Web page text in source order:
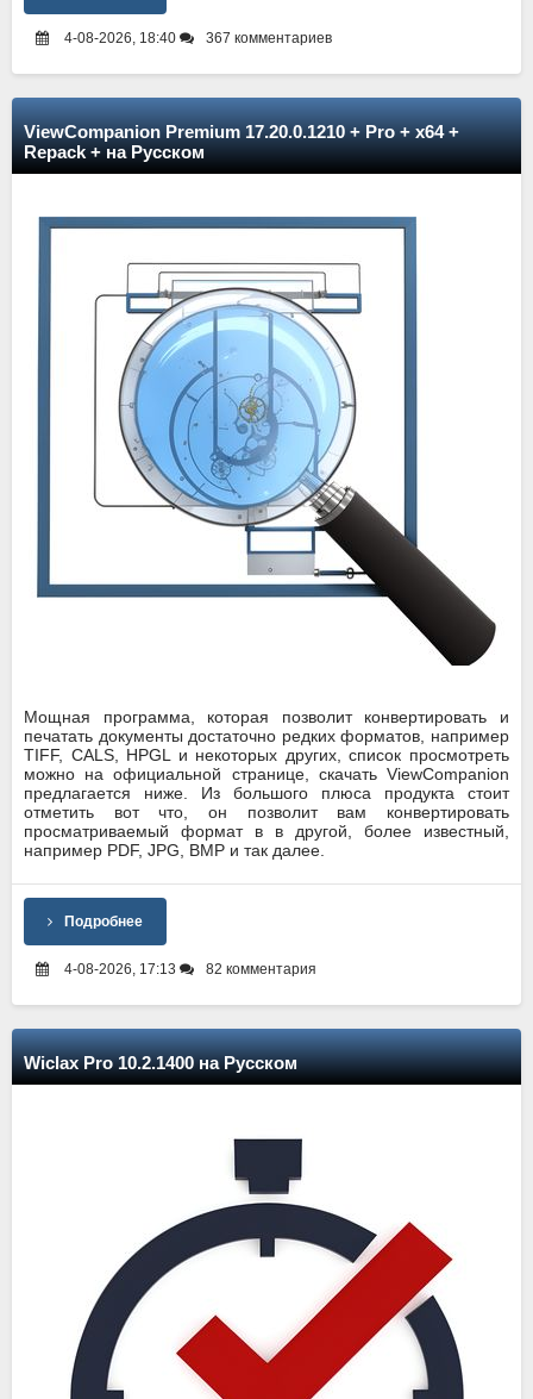
4-08-2026, 18:40 367 комментариев
ViewCompanion Premium 17.20.0.1210 + Pro + x64 +
Repack + на Русском
Мощная программа, которая позволит конвертировать и
печатать документы достаточно редких форматов, например
TIFF, CALS, HPGL и некоторых других, список просмотреть
можно на официальной странице, скачать ViewCompanion
предлагается ниже. Из большого плюса продукта стоит
отметить вот что, он позволит вам конвертировать
просматриваемый формат в в другой, более известный,
например PDF, JPG, BMP и так далее.
Подробнее
4-08-2026, 17:13 82 комментария
Wiclax Pro 10.2.1400 на Русском